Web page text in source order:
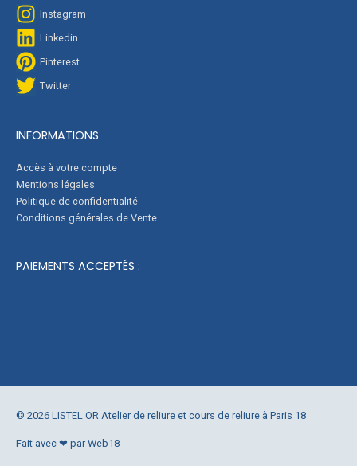
Instagram
Linkedin
Pinterest
Twitter
INFORMATIONS
Accès à votre compte
Mentions légales
Politique de confidentialité
Conditions générales de Vente
PAIEMENTS ACCEPTÉS :
© 2026 LISTEL OR Atelier de reliure et cours de reliure à Paris 18
Fait avec ❤ par Web18